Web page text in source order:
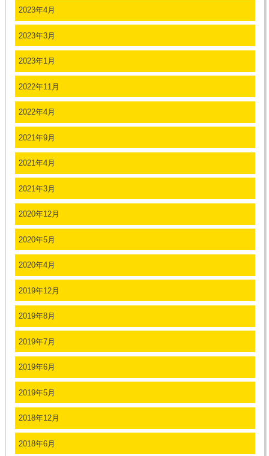
2023年4月
2023年3月
2023年1月
2022年11月
2022年4月
2021年9月
2021年4月
2021年3月
2020年12月
2020年5月
2020年4月
2019年12月
2019年8月
2019年7月
2019年6月
2019年5月
2018年12月
2018年6月